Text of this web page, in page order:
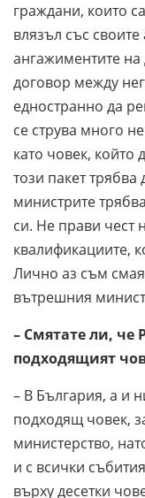
граждани, които
влязъл със
ангажиментите
договор между
едностранно да
се струва много
като човек, който
този пакет трябва
министрите
си. Не прави чест
квалификациите,
Лично аз съм
вътрешния
– Смятате ли, че
подходящият
– В България, а и
подходящ човек,
министерство,
и с всички
върху десетки